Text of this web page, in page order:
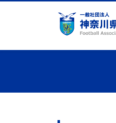
ツ
シ